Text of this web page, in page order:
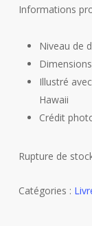
Informations
Niveau de
Illustré
Hawaii
Crédit
Rupture de
Catégories :